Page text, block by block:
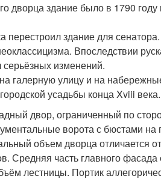
дворца здание было в 1790
перестроил здание для
Впоследствии
серьёзных изменений.
галерную улицу и на
усадьбы конца Xviii века.
двор, ограниченный по
ворота с бюстами на
объем дворца отличается
Средняя часть главного
лестницы. Портик